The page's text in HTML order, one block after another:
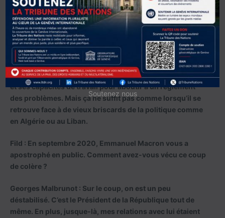
Georges Malbrunot :Emmanuel Macron est cordial mais
pas forcément chaleureux et ses méthodes un peu
brutales lui ont joué des tours. J’ai toujours été
impressionné par sa capacité à comprendre les
problèmes mais il gagnerait à écouter davantage ses
conseillers pour éviter de tomber dans les chausse-
trappes. Il se veut disruptif et parie sur son volontarisme
et ses capacités de travail pour aboutir à un règlement
des problèmes. Mais ça ne suffit pas comme lorsqu’il se
retrouve face à de vieux briscards de la politique comme
en Algérie ou au Liban.
Fild : En septembre 2020, Emmanuel Macron vous a
apostrophé en public. Comment avez-vous vécu ce coup
de colère ?
Georges Malbrunot : Sur le coup, on est un peu
déstabilisé. C’est le Président de la République tout de
même. En plus, jusque-là, mes relations avec lui étaient
Soutenez nous